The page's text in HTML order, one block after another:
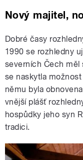
Nový majitel,
Dobré časy
1990 se rozhledny
severních Čech měl
se naskytla
němu byla
vnější plášť
hospůdky jeho syn
tradici.